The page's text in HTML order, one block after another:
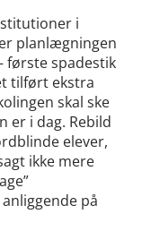
i
planlægningen
første spadestik
tilført ekstra
skal ske
er i dag. Rebild
elever,
ikke mere
på